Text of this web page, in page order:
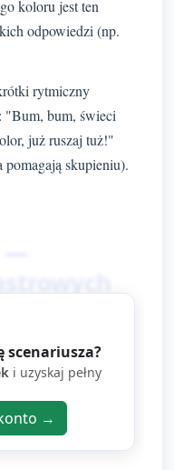
koloru jest ten
odpowiedzi (np.
rytmiczny
"Bum, bum, świeci
już ruszaj tuż!"
skupieniu).
minut)
pod każde
talerzyk) i
rąk.
kartki przyklejamy
scenariusza?
i uzyskaj pełny
→